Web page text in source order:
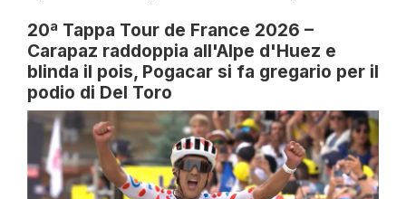
20ª Tappa Tour de France 2026 –
Carapaz raddoppia all'Alpe d'Huez e
blinda il pois, Pogacar si fa gregario per il
podio di Del Toro